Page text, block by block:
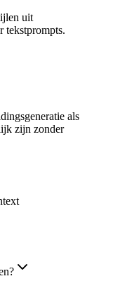
uit
tekstprompts.
als
zijn zonder